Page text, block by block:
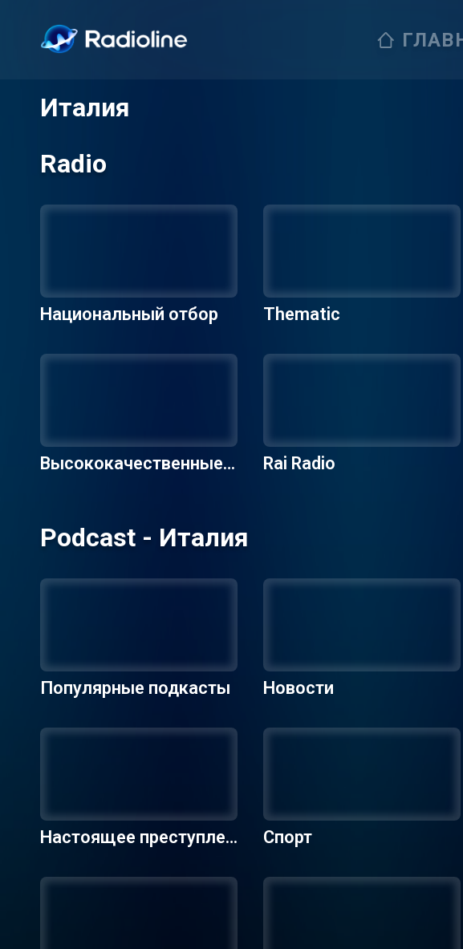
Италия
Radio
Национальный отбор Thematic
Высококачественные р
Rai Radio
Podcast - Италия
Популярные подкасты Новости
Настоящее преступлен
Спорт